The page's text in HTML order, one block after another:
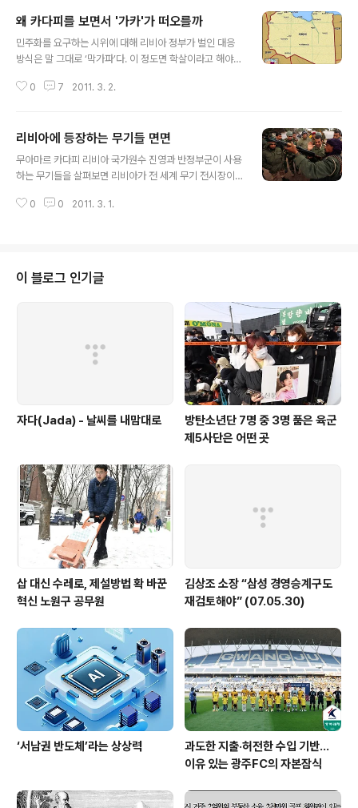
왜 카다피를 보면서 '가카'가 떠오를까
민주화를 요구하는 시위에 대해 리비아 정부가 벌인 대응
방식은 말 그대로 ‘막가파’다. 이 정도면 학살이라고 해야
어색하지 않다. 초강경 시위 진압으로 세계를 경악시킨 리
낡은 전제군주제를 몰아내고 국가의 면모를 일신했던 젊은
혁명 영웅이었다. 하지만 42년이라는 시간은 눈에 총기가
가득한 새세대 지도자를 권력의 단맛에 취해 눈이 풀려버
다. ●그도 한때는… 카다피는 1942년 유목민의 아들로 태
0 7 2011. 3. 2.
리비아에 등장하는 무기들 면면
무아마르 카다피 리비아 국가원수 진영과 반정부군이 사용
하는 무기들을 살펴보면 리비아가 전 세계 무기 전시장이
현대사를 거쳐 온 리비아의 모순과 갈등이 그대로 녹아 있
소련과 수십년간 맺었던 긴밀한 군사협력의 유산은 지금도
개인화기인 AK47 소총부터 T72 탱크, 주요 전투기 등에
그대로 남아 있다. 카다피가 정권 안위를 위해 넘쳐나는 오
일머니로 각종 무기를 사들이면서 브라질, 체코슬로바키
아, 영국, 프랑스, 이탈리아, 미국, 유고슬라비아, 심지어 북
한산 무기까지 리비아로 흘러들어 ..
0 0 2011. 3. 1.
이 블로그 인기글
자다(Jada) - 날씨를 내맘대로
방탄소년단 7명 중 3명 품은 육군
제5사단은 어떤 곳
삽 대신 수레로, 제설방법 확 바꾼
혁신 노원구 공무원
김상조 소장 “삼성 경영승계구도
재검토해야” (07.05.30)
‘서남권 반도체’라는 상상력
과도한 지출·허전한 수입 기반…
이유 있는 광주FC의 자본잠식